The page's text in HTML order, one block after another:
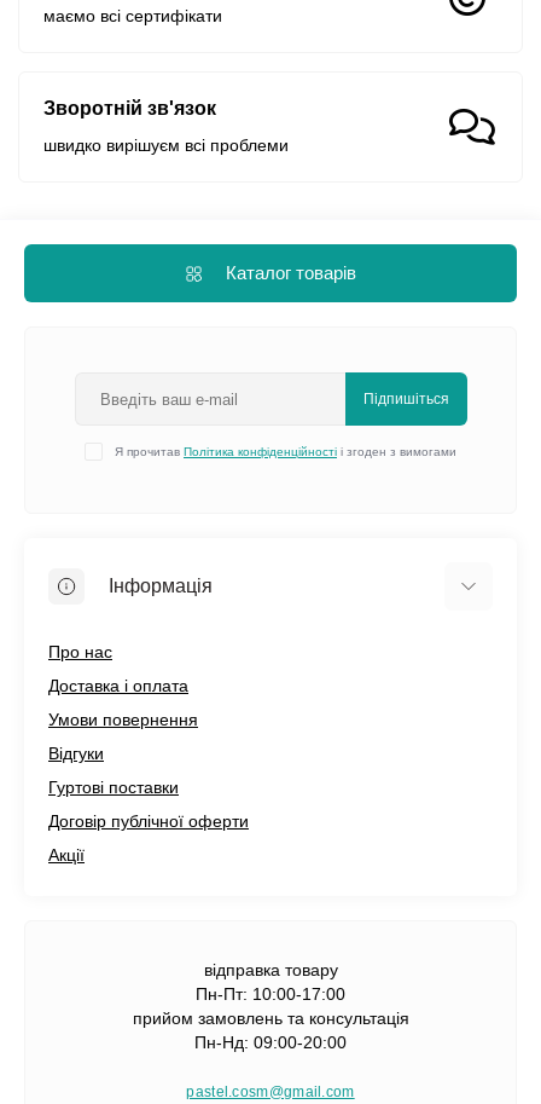
маємо всі сертифікати
Зворотній зв'язок
швидко вирішуєм всі проблеми
Каталог товарів
Підпишіться
Я прочитав Політика конфіденційності і згоден з вимогами
Інформація
Про нас
Доставка і оплата
Умови повернення
Відгуки
Гуртові поставки
Договір публічної оферти
Акції
відправка товару
Пн-Пт: 10:00-17:00
прийом замовлень та консультація
Пн-Нд: 09:00-20:00
pastel.cosm@gmail.com